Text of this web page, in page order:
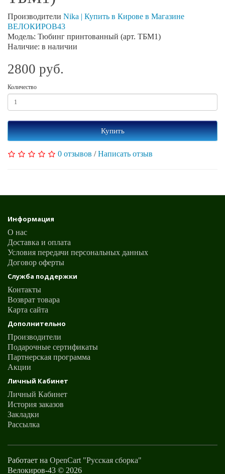
Производители Nika | Купить в Кирове в Магазине
ВЕЛОКИРОВ43
Модель: Тюбинг принтованный (арт. ТБМ1)
Наличие: в наличии
2800 руб.
Количество
Купить
0 отзывов /Написать отзыв
Информация
О нас
Доставка и оплата
Условия передачи персональных данных
Договор оферты
Служба поддержки
Контакты
Возврат товара
Карта сайта
Дополнительно
Производители
Подарочные сертификаты
Партнерская программа
Акции
Личный Кабинет
Личный Кабинет
История заказов
Закладки
Рассылка
Работает на OpenCart "Русская сборка"
Велокиров-43 © 2026